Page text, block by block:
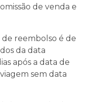
de venda e
reembolso é de
da data
após a data de
sem data